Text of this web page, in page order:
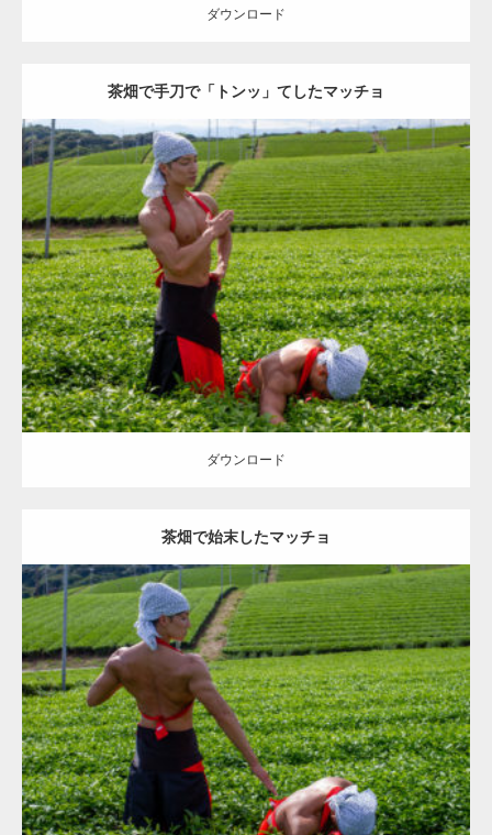
ダウンロード
茶畑で手刀で「トンッ」てしたマッチョ
Update:2023.02.11
Category:茶畑のマッチョ その他 AKIHITO(細マッチョ) TOSHI(大胸
筋) 上腕二頭筋 上腕三頭筋 肩 手刀マッチョ 八女 (福岡)
ダウンロード
ダウンロード
茶畑で始末したマッチョ
Update:2023.02.11
Category: 茶畑のマッチョ その他 AKIHITO(細マッチョ) TOSHI(大胸
筋) 上腕三頭筋 背中 八女 (福岡)
ダウンロード